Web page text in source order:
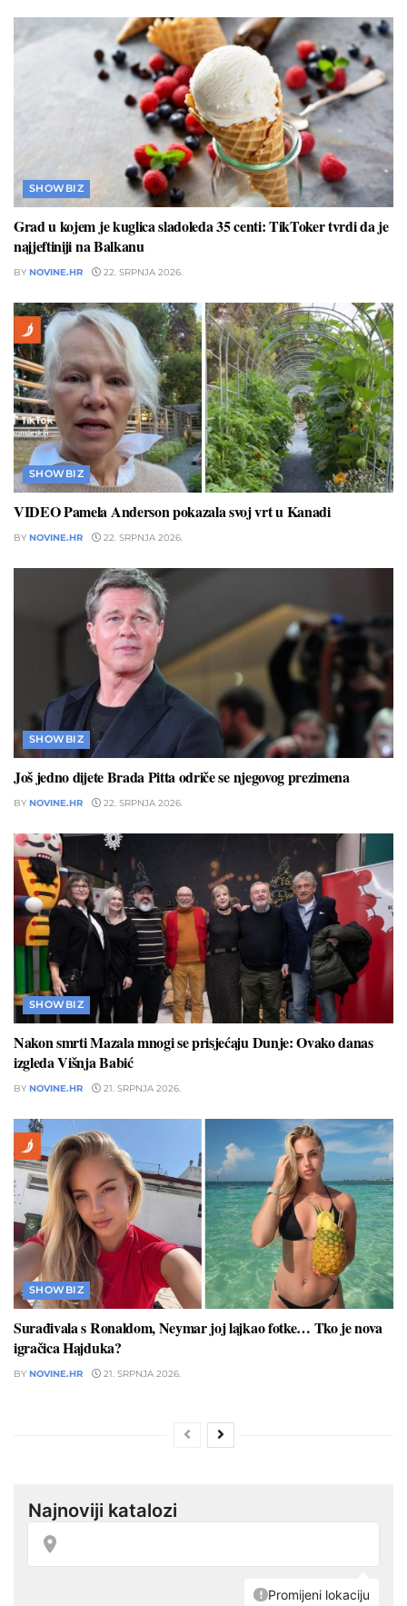
SHOWBIZ
Grad u kojem je kuglica sladoleda 35 centi: TikToker tvrdi da je
najjeftiniji na Balkanu
BY NOVINE.HR 22. SRPNJA 2026.
SHOWBIZ
VIDEO Pamela Anderson pokazala svoj vrt u Kanadi
BY NOVINE.HR 22. SRPNJA 2026.
SHOWBIZ
Još jedno dijete Brada Pitta odriče se njegovog prezimena
BY NOVINE.HR 22. SRPNJA 2026.
SHOWBIZ
Nakon smrti Mazala mnogi se prisjećaju Dunje: Ovako danas
izgleda Višnja Babić
BY NOVINE.HR 21. SRPNJA 2026.
SHOWBIZ
Surađivala s Ronaldom, Neymar joj lajkao fotke… Tko je nova
igračica Hajduka?
BY NOVINE.HR 21. SRPNJA 2026.